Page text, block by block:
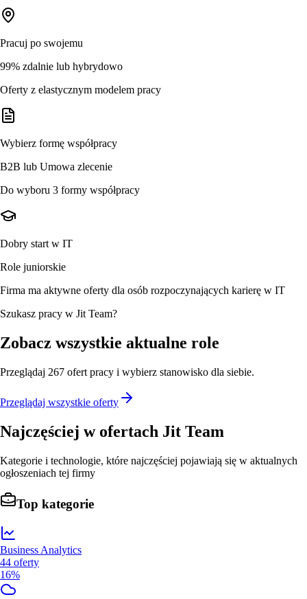
Pracuj po swojemu
99% zdalnie lub hybrydowo
Oferty z elastycznym modelem pracy
Wybierz formę współpracy
B2B lub Umowa zlecenie
Do wyboru 3 formy współpracy
Dobry start w IT
Role juniorskie
Firma ma aktywne oferty dla osób rozpoczynających karierę w IT
Szukasz pracy w Jit Team?
Zobacz wszystkie aktualne role
Przeglądaj 267 ofert pracy i wybierz stanowisko dla siebie.
Przeglądaj wszystkie oferty
Najczęściej w ofertach Jit Team
Kategorie i technologie, które najczęściej pojawiają się w aktualnych
ogłoszeniach tej firmy
Top kategorie
Business Analytics
44 oferty
16%